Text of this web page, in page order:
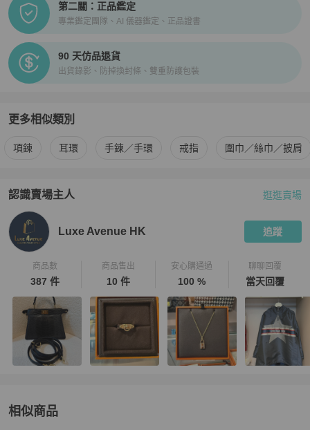
第二關：正品鑑定
專業鑑定團隊、AI 儀器鑑定、正品證書
90 天仿品退貨
出貨錄影、防掉換封條、雙重防護包裝
更多相似類別
更多Chrome Hearts 女士配件相似商品推薦
項鍊 耳環 手鍊／手環 戒指 圍巾／絲巾／披肩
認識賣場主人
PopChill 拍拍圈嚴選賣家
逛逛賣場
Luxe Avenue HK 追蹤
商品數
387 件
商品售出
10 件
安心購通過
100 %
聊聊回覆
當天回覆
相似商品